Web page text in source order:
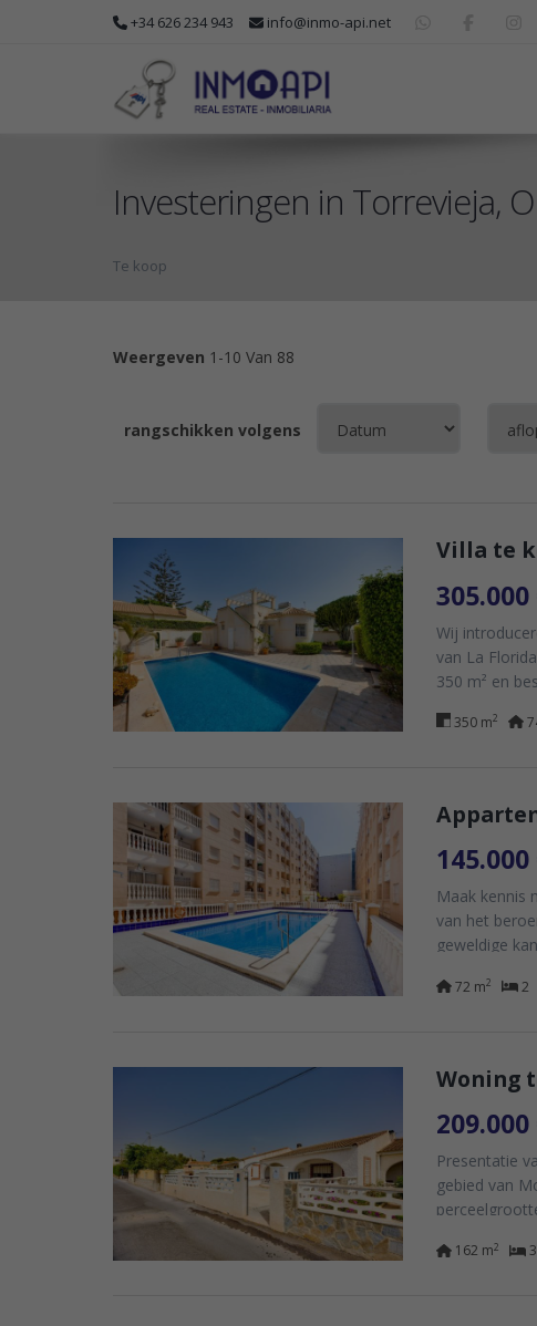
+34 626 234 943 info@inmo-api.net
Investeringen in Torrevieja,
Te koop
Weergeven 1-10 Van 88
rangschikken volgens
Villa te
305.000
Wij
van La
350 m² en
350 m2
145.000
Maak kennis
van het
geweldige
72 m2 2
Woning
209.000
Presentatie
gebied van
162 m2 3